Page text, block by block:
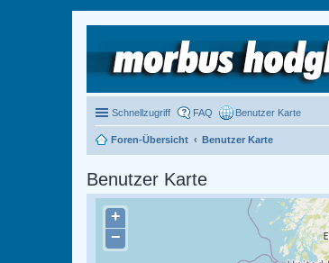
Schnellzugriff FAQ Benutzer Karte
Foren-Übersicht Benutzer Karte
Benutzer Karte
+
−